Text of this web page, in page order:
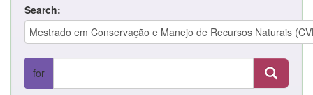
Search:
for